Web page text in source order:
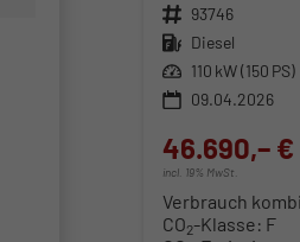
Fahrzeugnr. 93746
Kraftstoff Diesel
Leistung 110 kW (150 PS)
09.04.2026
46.690,– €
incl. 19% MwSt.
Verbrauch
CO2-Klasse: F